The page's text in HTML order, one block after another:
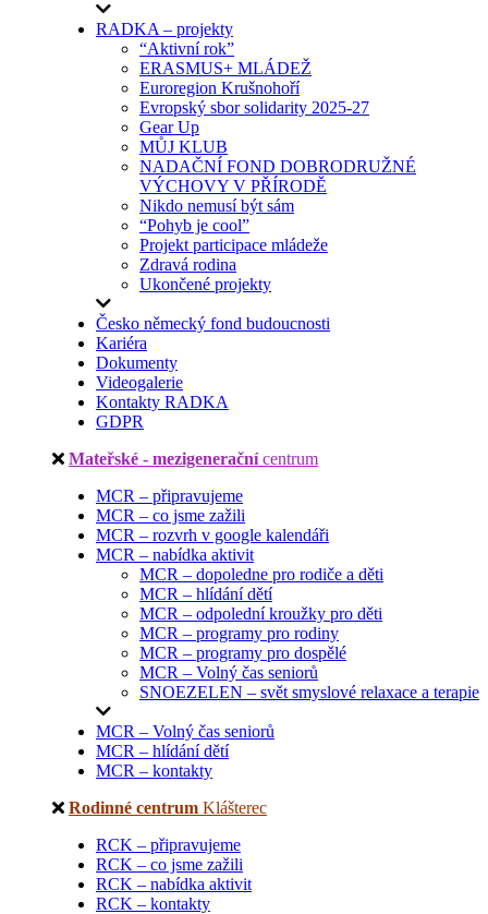
RADKA – projekty
“Aktivní rok”
ERASMUS+ MLÁDEŽ
Euroregion Krušnohoří
Evropský sbor solidarity 2025-27
Gear Up
MŮJ KLUB
NADAČNÍ FOND DOBRODRUŽNÉ
VÝCHOVY V PŘÍRODĚ
Nikdo nemusí být sám
“Pohyb je cool”
Projekt participace mládeže
Zdravá rodina
Ukončené projekty
Česko německý fond budoucnosti
Kariéra
Dokumenty
Videogalerie
Kontakty RADKA
GDPR
Mateřské - mezigenerační centrum
MCR – připravujeme
MCR – co jsme zažili
MCR – rozvrh v google kalendáři
MCR – nabídka aktivit
MCR – dopoledne pro rodiče a děti
MCR – hlídání dětí
MCR – odpolední kroužky pro děti
MCR – programy pro rodiny
MCR – programy pro dospělé
MCR – Volný čas seniorů
SNOEZELEN – svět smyslové relaxace a terapie
MCR – Volný čas seniorů
MCR – hlídání dětí
MCR – kontakty
Rodinné centrum Klášterec
RCK – připravujeme
RCK – co jsme zažili
RCK – nabídka aktivit
RCK – kontakty